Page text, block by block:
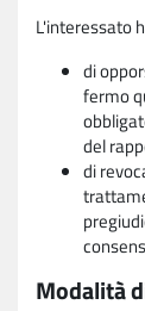
L'interessato
di
fermo
del
di
Modalità